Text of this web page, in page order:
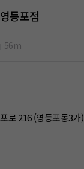
등포점
56m
로 216 (영등포동3가)